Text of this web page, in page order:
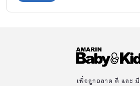
เพื่อลูกฉลาด ดี และ